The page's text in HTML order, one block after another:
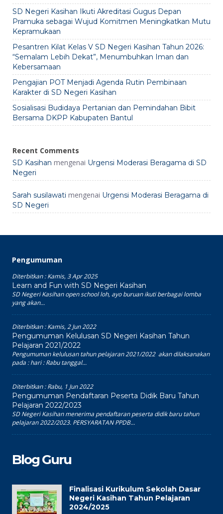
SD Negeri Kasihan Ikuti Akreditasi Gugus Depan
Pramuka sebagai Wujud Komitmen Meningkatkan Mutu
Kepramukaan
Pesantren Kilat Kelas V SD Negeri Kasihan Tahun 2026:
“Semalam Lebih Dekat”, Menumbuhkan Iman dan
Kebersamaan
Pengajian POT Menjadi Agenda Rutin Pembinaan
Karakter di SD Negeri Kasihan
Sosialisasi Budidaya Pertanian dan Pemindahan Bibit
Bersama DKPP Kabupaten Bantul
Recent Comments
SD Kasihan mengenai Urgensi Moderasi Beragama di SD
Negeri
Sarah susilawati mengenai Urgensi Moderasi Beragama di
SD Negeri
Pengumuman
Diterbitkan :Kamis, 3 Apr 2025
Learn and Fun with SD Negeri Kasihan
SD Negeri Kasihan open school loh, ayo buruan ikuti berbagai lomba
yang akan...
Diterbitkan :Kamis, 2 Jun 2022
Pengumuman Kelulusan SD Negeri Kasihan Tahun
Pelajaran 2021/2022
Pengumuman kelulusan tahun pelajaran 2021/2022 akan dilaksanakan
pada : hari : Rabu tanggal...
Diterbitkan :Rabu, 1 Jun 2022
Pengumuman Pendaftaran Peserta Didik Baru Tahun
Pelajaran 2022/2023
SD Negeri Kasihan menerima pendaftaran peserta didik baru tahun
pelajaran 2022/2023. PERSYARATAN PPDB...
Blog Guru
Finalisasi Kurikulum Sekolah Dasar
Negeri Kasihan Tahun Pelajaran
2024/2025